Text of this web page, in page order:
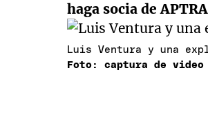
haga socia de
Luis Ventura y una
Foto: captura de video